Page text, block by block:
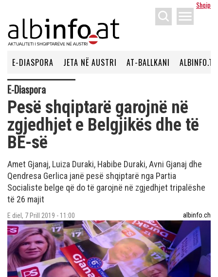
Shqip
menu
E-DIASPORA JETA NË AUSTRI AT-BALLKANI ALBINFO.TV
E-Diaspora
Pesë shqiptarë garojnë në
zgjedhjet e Belgjikës dhe të
BE-së
Amet Gjanaj, Luiza Duraki, Habibe Duraki, Avni Gjanaj dhe
Qendresa Gerlica janë pesë shqiptarë nga Partia
Socialiste belge që do të garojnë në zgjedhjet tripalëshe
të 26 majit
E diel, 7 Prill 2019 - 11:00 albinfo.ch